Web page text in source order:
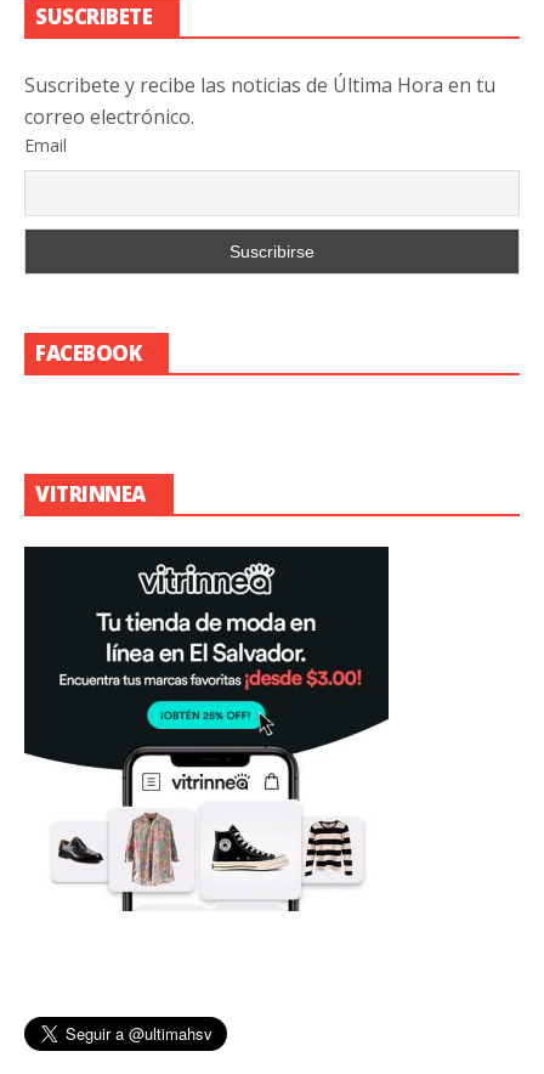
SUSCRIBETE
Suscribete y recibe las noticias de Última Hora en tu
correo electrónico.
Email
FACEBOOK
VITRINNEA